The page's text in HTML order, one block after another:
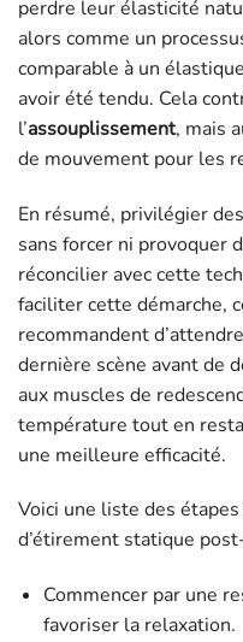
perdre leur élasticité
alors comme un
comparable à un
avoir été tendu. Cela
l’assouplissement, mais
de mouvement pour les
En résumé, privilégier
sans forcer ni provoquer
réconcilier avec cette
faciliter cette démarche,
recommandent
dernière scène avant de
aux muscles de
température tout en
une meilleure efficacité.
Voici une liste des
d’étirement statique
Commencer par une
favoriser la relaxation.